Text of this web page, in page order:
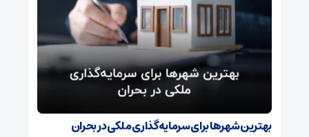
بهترین شهرها برای سرمایه‌گذاری ملکی در بحران